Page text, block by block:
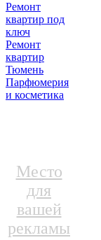
Ремонт
квартир под
ключ
Ремонт
квартир
Тюмень
Парфюмерия
и косметика
Место
для
вашей
рекламы